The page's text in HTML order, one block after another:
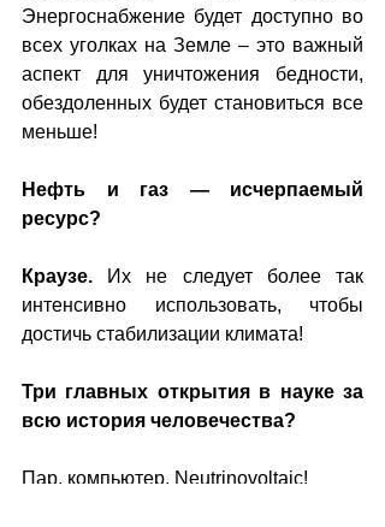
Энергоснабжение будет доступно во
всех уголках на Земле – это важный
аспект для уничтожения бедности,
обездоленных будет становиться все
меньше!
Нефть и газ — исчерпаемый
ресурс?
Краузе. Их не следует более так
интенсивно использовать, чтобы
достичь стабилизации климата!
Три главных открытия в науке за
всю история человечества?
Пар, компьютер, Neutrinovoltaic!